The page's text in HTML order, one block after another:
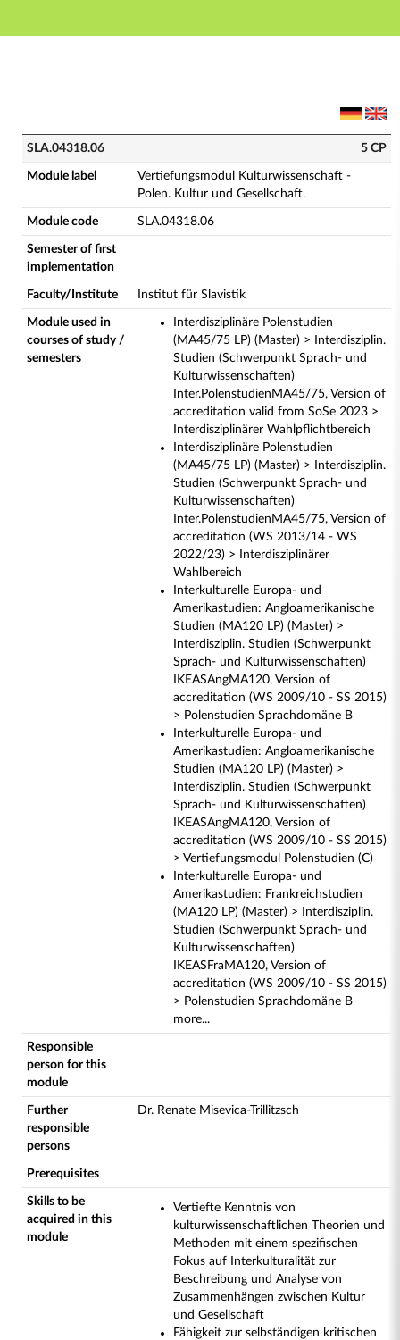
Main navigation
SLA.04318.06 - Vertiefungsmodul
SLA.04318.06 5 CP
Module label
Vertiefungsmodul Kulturwissenschaft -
Polen. Kultur und Gesellschaft.
Module code SLA.04318.06
Semester of first
implementation
Faculty/Institute Institut für Slavistik
Module used in
courses of study /
semesters
Interdisziplinäre Polenstudien
(MA45/75 LP) (Master) > Interdisziplin.
Studien (Schwerpunkt Sprach- und
Kulturwissenschaften)
Inter.PolenstudienMA45/75, Version of
accreditation valid from SoSe 2023 >
Interdisziplinärer Wahlpflichtbereich
Interdisziplinäre Polenstudien
(MA45/75 LP) (Master) > Interdisziplin.
Studien (Schwerpunkt Sprach- und
Kulturwissenschaften)
Inter.PolenstudienMA45/75, Version of
accreditation (WS 2013/14 - WS
2022/23) > Interdisziplinärer
Wahlbereich
Interkulturelle Europa- und
Amerikastudien: Angloamerikanische
Studien (MA120 LP) (Master) >
Interdisziplin. Studien (Schwerpunkt
Sprach- und Kulturwissenschaften)
IKEASAngMA120, Version of
accreditation (WS 2009/10 - SS 2015)
> Polenstudien Sprachdomäne B
Interkulturelle Europa- und
Amerikastudien: Angloamerikanische
Studien (MA120 LP) (Master) >
Interdisziplin. Studien (Schwerpunkt
Sprach- und Kulturwissenschaften)
IKEASAngMA120, Version of
accreditation (WS 2009/10 - SS 2015)
> Vertiefungsmodul Polenstudien (C)
Interkulturelle Europa- und
Amerikastudien: Frankreichstudien
(MA120 LP) (Master) > Interdisziplin.
Studien (Schwerpunkt Sprach- und
Kulturwissenschaften)
IKEASFraMA120, Version of
accreditation (WS 2009/10 - SS 2015)
> Polenstudien Sprachdomäne B
more...
Responsible
person for this
module
Further
responsible
persons
Dr. Renate Misevica-Trillitzsch
Prerequisites
Skills to be
acquired in this
module
Vertiefte Kenntnis von
kulturwissenschaftlichen Theorien und
Methoden mit einem spezifischen
Fokus auf Interkulturalität zur
Beschreibung und Analyse von
Zusammenhängen zwischen Kultur
und Gesellschaft
Fähigkeit zur selbständigen kritischen